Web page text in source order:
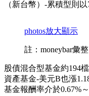
（新台幣）-累積型則以
photos放大顯示
註：moneybar
股債混合型基金約194
資產基金-美元B也漲
基金報酬率介於0.67%～